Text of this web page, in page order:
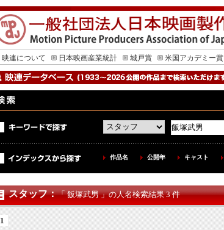
映連について
日本映画産業統計 城戸賞 米国アカデミー賞
作品名 公開年 キャスト
スタッフ：「 飯塚武男 」の人名検索結果 3 件
1